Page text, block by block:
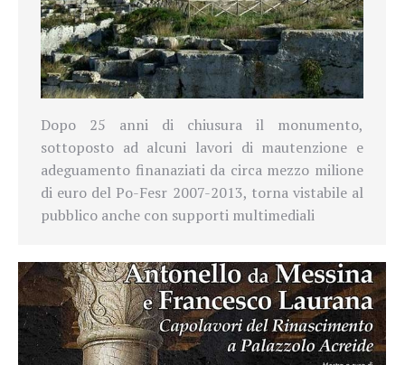
Dopo 25 anni di chiusura il monumento,
sottoposto ad alcuni lavori di mautenzione e
adeguamento finanaziati da circa mezzo milione
di euro del Po-Fesr 2007-2013, torna vistabile al
pubblico anche con supporti multimediali